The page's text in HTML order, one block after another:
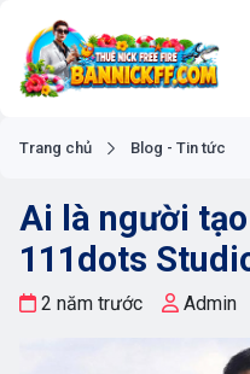
Trang chủ Blog - Tin tức
Ai là người
111dots
2 năm trước Admin